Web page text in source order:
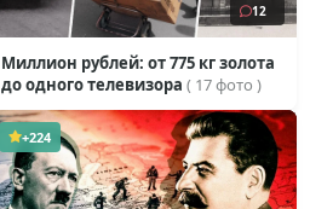
12
Миллион рублей: от 775 кг золота
до одного телевизора ( 17 фото )
+224